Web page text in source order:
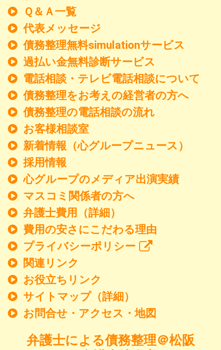
Ｑ＆Ａ一覧
代表メッセージ
債務整理無料simulationサービス
過払い金無料診断サービス
電話相談・テレビ電話相談について
債務整理をお考えの経営者の方へ
債務整理の電話相談の流れ
お客様相談室
新着情報 （心グループニュース）
採用情報
心グループのメディア出演実績
マスコミ関係者の方へ
弁護士費用（詳細）
費用の安さにこだわる理由
プライバシーポリシー
関連リンク
お役立ちリンク
サイトマップ（詳細）
お問合せ・アクセス・地図
弁護士による債務整理＠松阪